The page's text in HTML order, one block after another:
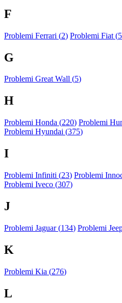
F
Problemi Ferrari (2) Problemi Fiat (
G
Problemi Great Wall (5)
H
Problemi Honda (220) Problemi
Problemi Hyundai (375)
I
Problemi Infiniti (23) Problemi
Problemi Iveco (307)
J
Problemi Jaguar (134) Problemi
K
Problemi Kia (276)
L